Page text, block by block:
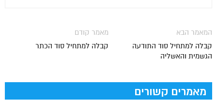
מאמר קודם
קבלה למתחיל סוד הכתר
המאמר הבא
קבלה למתחיל סוד התודעה
הגשמית והאשליה
מאמרים קשורים